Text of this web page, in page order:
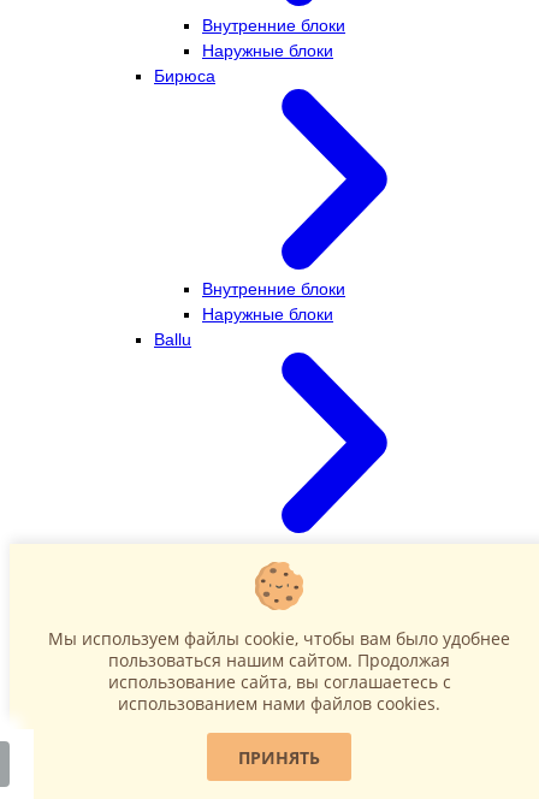
Внутренние блоки
Наружные блоки
Бирюса
Внутренние блоки
Наружные блоки
Ballu
Наружные блоки
Мы используем файлы cookie, чтобы вам было удобнее
пользоваться нашим сайтом. Продолжая
использование сайта, вы соглашаетесь c
использованием нами файлов cookies.
ПРИНЯТЬ